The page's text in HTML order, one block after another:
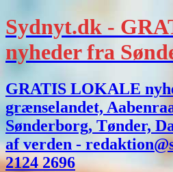
Sydnyt.dk -
nyheder fra
GRATIS LOKALE
grænselandet,
Sønderborg, Tønder,
af verden -
2124 2696